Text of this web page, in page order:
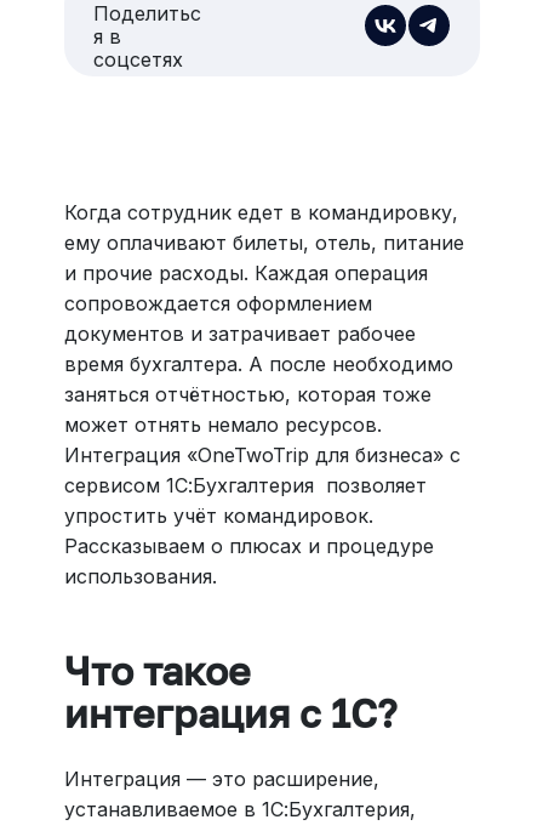
Поделитьс
я в
соцсетях
Когда сотрудник едет в командировку,
ему оплачивают билеты, отель, питание
и прочие расходы. Каждая операция
сопровождается оформлением
документов и затрачивает рабочее
время бухгалтера. А после необходимо
заняться отчётностью, которая тоже
может отнять немало ресурсов.
Интеграция «OneTwoTrip для бизнеса» с
сервисом 1С:Бухгалтерия позволяет
упростить учёт командировок.
Рассказываем о плюсах и процедуре
использования.
Что такое
интеграция с 1С?
Интеграция — это расширение,
устанавливаемое в 1С:Бухгалтерия,